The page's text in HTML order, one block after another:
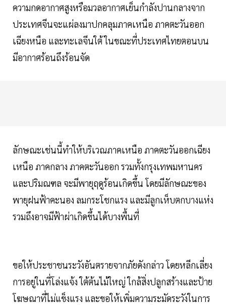
ความกดอากาศสูงหรือมวลอากาศเย็นกำลังปานกลางจาก
ประเทศจีนจะแผ่ลงมาปกคลุมภาคเหนือ ภาคตะวันออก
เฉียงหนือ และทะเลจีนใต้ ในขณะที่ประเทศไทยตอนบน
มีอากาศร้อนถึงร้อนจัด
ลักษณะเช่นนี้ทำให้บริเวณภาคเหนือ ภาคตะวันออกเฉียง
เหนือ ภาคกลาง ภาคตะวันออก รวมทั้งกรุงเทพมหานคร
และปริมณฑล จะมีพายุฤดูร้อนเกิดขึ้น โดยมีลักษณะของ
พายุฝนฟ้าคะนอง ลมกระโชกแรง และมีลูกเห็บตกบางแห่ง
รวมถึงอาจมีฟ้าผ่าเกิดขึ้นได้บางพื้นที่
ขอให้ประชาชนระวังอันตรายจากภัยดังกล่าว โดยหลีกเลี่ยง
การอยู่ในที่โล่งแจ้ง ใต้ต้นไม้ใหญ่ ใกล้สิ่งปลูกสร้างและป้าย
โฆษณาที่ไม่แข็งแรง และขอให้เพิ่มความระมัดระวังในการ